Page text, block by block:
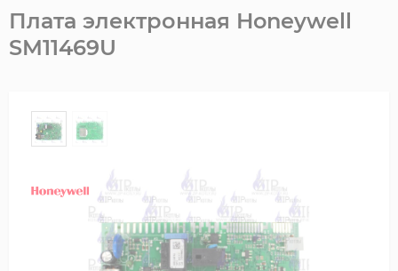
Плата электронная Honeywell
SM11469U